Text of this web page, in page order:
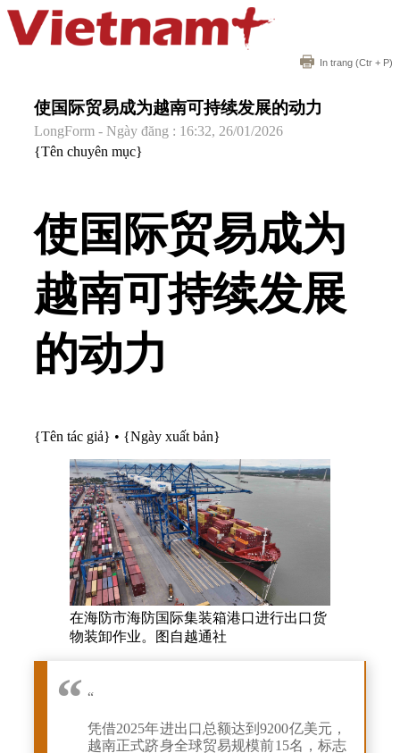
In trang (Ctr + P)
使国际贸易成为越南可持续发展的动力
LongForm - Ngày đăng : 16:32, 26/01/2026
{Tên chuyên mục}
使国际贸易成为
越南可持续发展
的动力
{Tên tác giả} • {Ngày xuất bản}
在海防市海防国际集装箱港口进行出口货
物装卸作业。图自越通社
“
凭借2025年进出口总额达到9200亿美元，
越南正式跻身全球贸易规模前15名，标志